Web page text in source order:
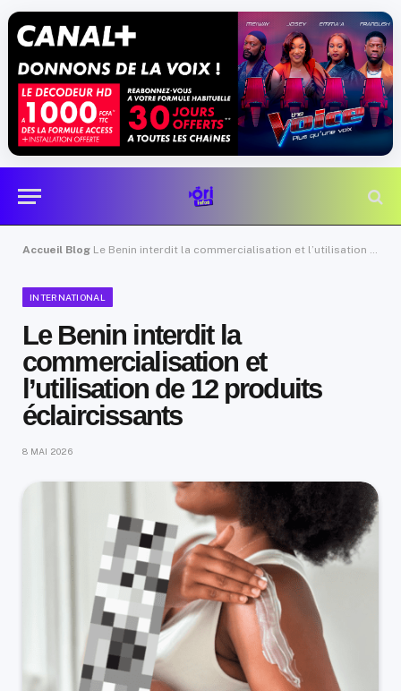
Accueil Blog Le Benin interdit la commercialisation et l’utilisation de 12 produits éclaircissants
INTERNATIONAL
Le Benin interdit la
commercialisation et
l’utilisation de 12 produits
éclaircissants
8 MAI 2026